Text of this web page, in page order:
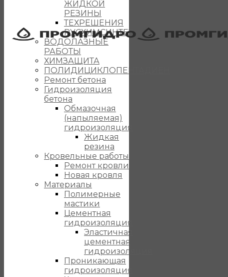
ЖИДКОЙ
РЕЗИНЫ
ТЕХРЕШЕНИЯ
РУСХИМСИНТЕЗ
ВОДОЛАЗНЫЕ
РАБОТЫ
ХИМЗАЩИТА
ПОЛИДИЦИКЛОПЕНТАДИЕН
Ремонт бетона
Гидроизоляция
бетона
Обмазочная
(напыляемая)
гидроизоляция
Жидкая
резина
Кровельные работы
Ремонт кровли
Новая кровля
Материалы
Полимерные
мастики
Цементная
гидроизоляция
Эластичная
цементная
гидроизоляция
Проникающая
гидроизоляция